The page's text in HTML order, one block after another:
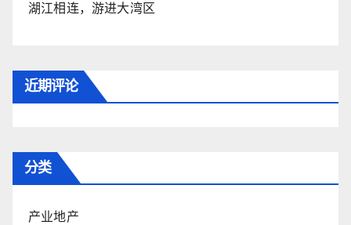
湖江相连，游进大湾区
近期评论
分类
产业地产